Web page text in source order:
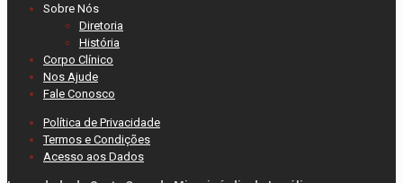
Sobre Nós
Diretoria
História
Corpo Clínico
Nos Ajude
Fale Conosco
Política de Privacidade
Termos e Condições
Acesso aos Dados